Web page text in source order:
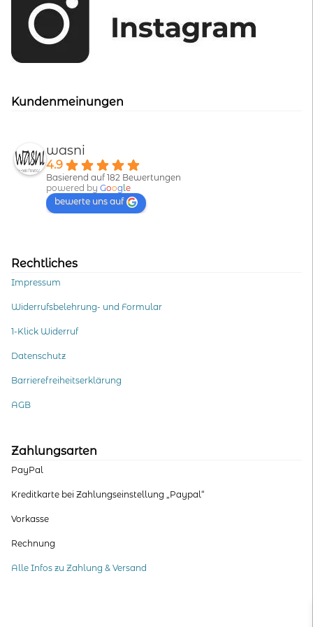
Kundenmeinungen
wasni
4.9
Basierend auf 182 Bewertungen
powered by Goog le
bewerte uns auf
Rechtliches
Impressum
Widerrufsbelehrung- und Formular
1-Klick Widerruf
Datenschutz
Barrierefreiheitserklärung
AGB
Zahlungsarten
PayPal
Kreditkarte bei Zahlungseinstellung „Paypal“
Vorkasse
Rechnung
Alle Infos zu Zahlung & Versand